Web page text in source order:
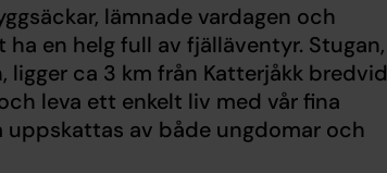
lämnade vardagen och
en helg full av fjälläventyr. Stugan,
ligger ca 3 km från Katterjåkk bredvid
leva ett enkelt liv med vår fina
av både ungdomar och